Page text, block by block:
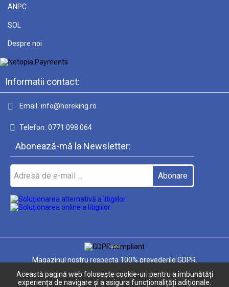
ANPC
SOL
Despre noi
Informatii contact:
Email: info@horeking.ro
Telefon: 0771 098 064
Abonează-mă la Newsletter:
GDPR
Magazinul nostru respecta 100% prevederile GDPR.
Informatiile mele personale
Această pagină web folosește cookie-uri pentru a îmbunătăți
experiența de navigare și a asigura funcționalițăți adiționale.